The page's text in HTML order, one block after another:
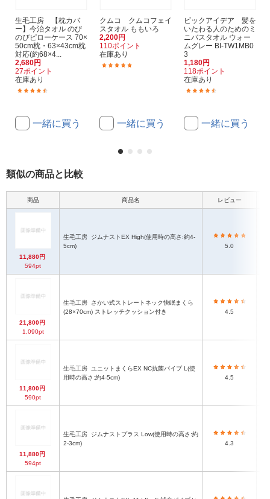
生毛工房 【枕カバ
ー】今治タオル のび
のびピローケース 70×
50cm枕・63×43cm枕
対応(約68×4...
2,680円
27ポイント
在庫あり
一緒に買う
クムコ クムコフェイ
スタオル ももいろ
2,200円
110ポイント
在庫あり
一緒に買う
ビックアイデア 髪を
いたわる人のためのミ
ニバスタオル ウォー
ムグレー BI-TW1MB0
3
1,180円
118ポイント
在庫あり
一緒に買う
類似の商品と比較
商品 商品名 レビュー
11,880円
594pt
生毛工房
5cm)
5.0
21,800円
1,090pt
生毛工房
(28×70cm) ストレッチクッション付き
4.5
11,800円
590pt
生毛工房
用時の高さ:約4-5cm)
4.5
11,880円
594pt
生毛工房
2-3cm)
4.3